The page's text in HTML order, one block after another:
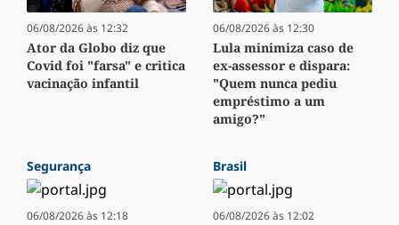
06/08/2026 às 12:32
Ator da Globo diz que
Covid foi "farsa" e critica
vacinação infantil
06/08/2026 às 12:30
Lula minimiza caso de
ex-assessor e dispara:
"Quem nunca pediu
empréstimo a um
amigo?"
Segurança
06/08/2026 às 12:18
Brasil
06/08/2026 às 12:02